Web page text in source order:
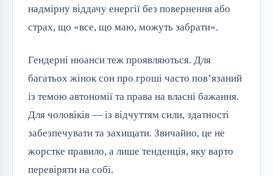
надмірну віддачу енергії без повернення або
страх, що «все, що маю, можуть забрати».
Гендерні нюанси теж проявляються. Для
багатьох жінок сон про гроші часто пов’язаний
із темою автономії та права на власні бажання.
Для чоловіків — із відчуттям сили, здатності
забезпечувати та захищати. Звичайно, це не
жорстке правило, а лише тенденція, яку варто
перевіряти на собі.